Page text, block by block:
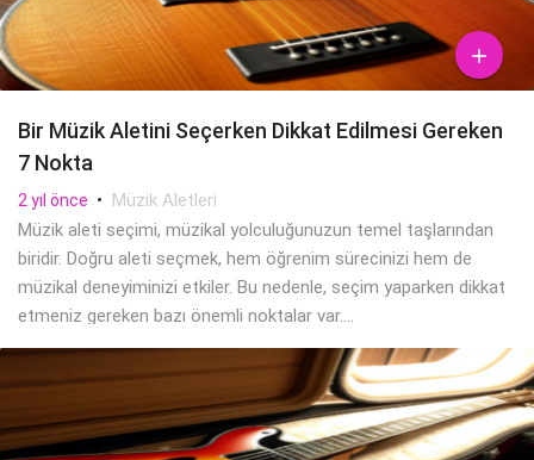

Bir Müzik Aletini Seçerken Dikkat Edilmesi Gereken
7 Nokta
2 yıl önce • Müzik Aletleri
Müzik aleti seçimi, müzikal yolculuğunuzun temel taşlarından
biridir. Doğru aleti seçmek, hem öğrenim sürecinizi hem de
müzikal deneyiminizi etkiler. Bu nedenle, seçim yaparken dikkat
etmeniz gereken bazı önemli noktalar var....